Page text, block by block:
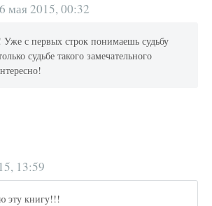
мая 2015, 00:32
Уже с первых строк понимаешь судьбу
судьбе такого замечательного
13:59
эту книгу!!!